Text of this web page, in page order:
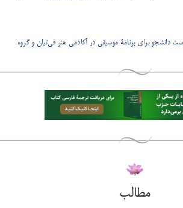
دانشجو برای برنامۀ موسیقی در آکادمی هنر فی‌تیان و گروه
مطالب